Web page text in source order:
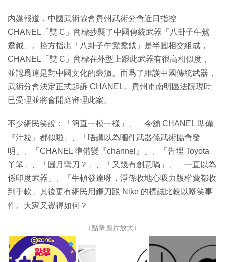
内媒報道，中國武術協會貴州武術分會近日指控
CHANEL「雙 C」商標抄襲了中國傳統武器「八卦子午鴛
鴦鉞」。控方指出「八卦子午鴛鴦鉞」是半圓相交組成，
CHANEL「雙 C」商標在外型上跟此武器有很高相似度，
並認爲這是對中國文化的褻瀆。而爲了維護中國傳統武器，
武術分會決定正式起訴 CHANEL。貴州市南明區法院現時
已受理並將會開庭審理此案。
不少網民笑說：「簡直一模一樣」、「今舖 CHANEL 準備
『汁粒』都似啦」、「唔講以為嗰件武器係武術協會發
明」、「CHANEL 準備變『channel』」、「告埋 Toyota
丫笨」、「圓月彎刀？」、「又幾有創意喎」、「一直以為
係印度武器」、「牛頓發達呀，淨係收地心吸力版權費都收
到手軟」其後更有網民用鐮刀跟 Nike 的標誌比較以嘲笑事
件。大家又覺得如何？
↓點擊圖片放大↓